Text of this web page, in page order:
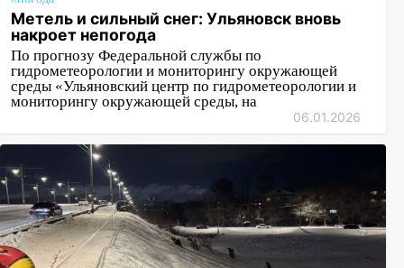
Метель и сильный снег: Ульяновск вновь
накроет непогода
По прогнозу Федеральной службы по
гидрометеорологии и мониторингу окружающей
среды «Ульяновский центр по гидрометеорологии и
мониторингу окружающей среды, на
06.01.2026